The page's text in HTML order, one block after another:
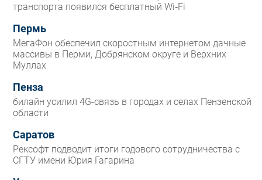
транспорта появился бесплатный Wi‑Fi
Пермь
МегаФон обеспечил скоростным интернетом дачные
массивы в Перми, Добрянском округе и Верхних
Муллах
Пенза
билайн усилил 4G-связь в городах и селах Пензенской
области
Саратов
Рексофт подводит итоги годового сотрудничества с
СГТУ имени Юрия Гагарина